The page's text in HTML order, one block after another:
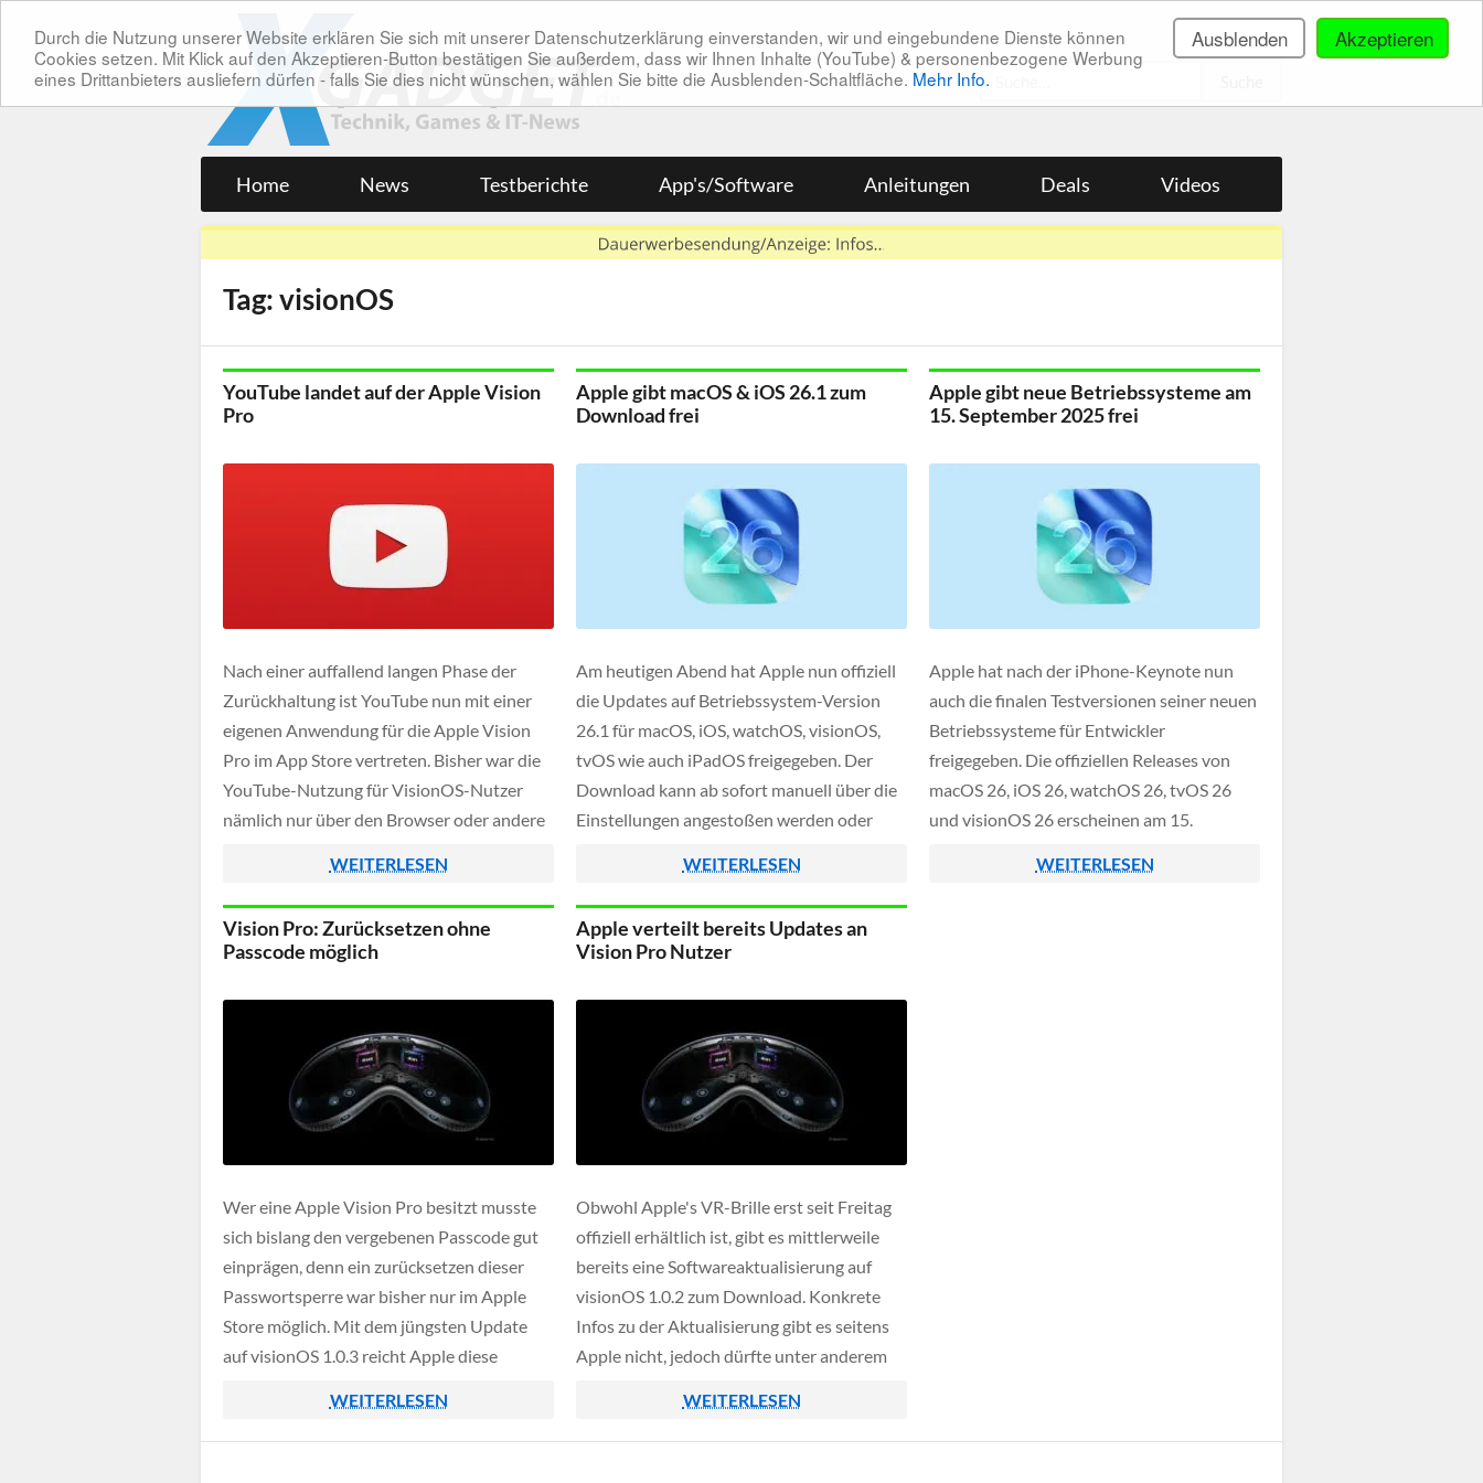
Akzeptieren
Ausblenden
Durch die Nutzung unserer Website erklären Sie sich mit unserer Datenschutzerklärung einverstanden, wir und eingebundene Dienste können
Cookies setzen. Mit Klick auf den Akzeptieren-Button bestätigen Sie außerdem, dass wir Ihnen Inhalte (YouTube) & personenbezogene Werbung
eines Drittanbieters ausliefern dürfen - falls Sie dies nicht wünschen, wählen Sie bitte die Ausblenden-Schaltfläche. Mehr Info.
Home News Testberichte App's/Software Anleitungen Deals Videos
Tag: visionOS
YouTube landet auf der Apple Vision
Pro
Nach einer auffallend langen Phase der
Zurückhaltung ist YouTube nun mit einer
eigenen Anwendung für die Apple Vision
Pro im App Store vertreten. Bisher war die
YouTube-Nutzung für VisionOS-Nutzer
nämlich nur über den Browser oder andere
WEITERLESEN
Apple gibt macOS & iOS 26.1 zum
Download frei
Am heutigen Abend hat Apple nun offiziell
die Updates auf Betriebssystem-Version
26.1 für macOS, iOS, watchOS, visionOS,
tvOS wie auch iPadOS freigegeben. Der
Download kann ab sofort manuell über die
Einstellungen angestoßen werden oder
Tagen als Push-Nachricht angeboten
werden.
WEITERLESEN
Apple gibt neue Betriebssysteme am
15. September 2025 frei
Apple hat nach der iPhone-Keynote nun
auch die finalen Testversionen seiner neuen
Betriebssysteme für Entwickler
freigegeben. Die offiziellen Releases von
macOS 26, iOS 26, watchOS 26, tvOS 26
und visionOS 26 erscheinen am 15.
neue "Liquid Glass"-Design, das durch
WEITERLESEN
Vision Pro: Zurücksetzen ohne
Passcode möglich
Wer eine Apple Vision Pro besitzt musste
sich bislang den vergebenen Passcode gut
einprägen, denn ein zurücksetzen dieser
Passwortsperre war bisher nur im Apple
Store möglich. Mit dem jüngsten Update
auf visionOS 1.0.3 reicht Apple diese
sofort die Vision Pro Brille auch
zurücksetzen wenn man den Passcode
WEITERLESEN
Apple verteilt bereits Updates an
Vision Pro Nutzer
Obwohl Apple's VR-Brille erst seit Freitag
offiziell erhältlich ist, gibt es mittlerweile
bereits eine Softwareaktualisierung auf
visionOS 1.0.2 zum Download. Konkrete
Infos zu der Aktualisierung gibt es seitens
Apple nicht, jedoch dürfte unter anderem
und vermutlich auch einige andere Bugfixes
ausgeliefert.
WEITERLESEN